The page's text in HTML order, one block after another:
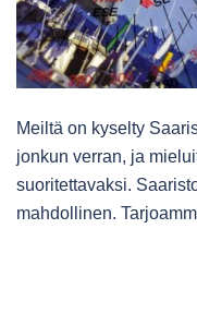
Meiltä on kyselty
jonkun verran, ja
suoritettavaksi.
mahdollinen.